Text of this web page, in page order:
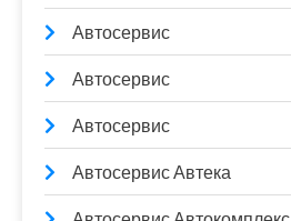
Автосервис
Автосервис
Автосервис
Автосервис Автека